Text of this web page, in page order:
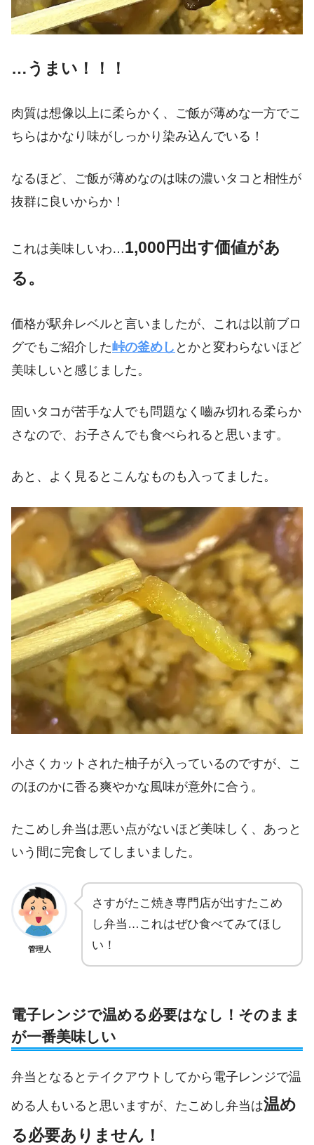
…うまい！！！
肉質は想像以上に柔らかく、ご飯が薄めな一方でこ
ちらはかなり味がしっかり染み込んでいる！
なるほど、ご飯が薄めなのは味の濃いタコと相性が
抜群に良いからか！
これは美味しいわ…1,000円出す価値があ
る。
価格が駅弁レベルと言いましたが、これは以前ブロ
グでもご紹介した峠の釜めし とかと変わらないほど
美味しいと感じました。
固いタコが苦手な人でも問題なく嚙み切れる柔らか
さなので、お子さんでも食べられると思います。
あと、よく見るとこんなものも入ってました。
小さくカットされた柚子が入っているのですが、こ
のほのかに香る爽やかな風味が意外に合う。
たこめし弁当は悪い点がないほど美味しく、あっと
いう間に完食してしまいました。
管理人
さすがたこ焼き専門店が出すたこめ
し弁当…これはぜひ食べてみてほし
い！
電子レンジで温める必要はなし！そのまま
が一番美味しい
弁当となるとテイクアウトしてから電子レンジで温
める人もいると思いますが、たこめし弁当は温め
る必要ありません！